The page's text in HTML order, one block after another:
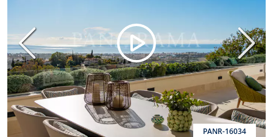
PANR-16034
Vorherige